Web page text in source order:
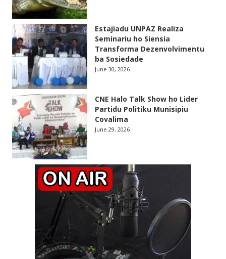
Estajiadu UNPAZ Realiza
Seminariu ho Siensia
Transforma Dezenvolvimentu
ba Sosiedade
June 30, 2026
CNE Halo Talk Show ho Lider
Partidu Politiku Munisipiu
Covalima
June 29, 2026